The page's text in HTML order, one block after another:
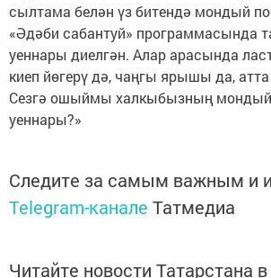
сылтама белән үз битендә мондый
«Әдәби сабантуй» программасында
уеннары диелгән. Алар арасында
киеп йөгерү дә, чаңгы ярышы да,
Сезгә ошыймы халкыбызның
уеннары?»
Следите за самым важным и
Telegram-канале Татмедиа
Читайте новости Татарстана в